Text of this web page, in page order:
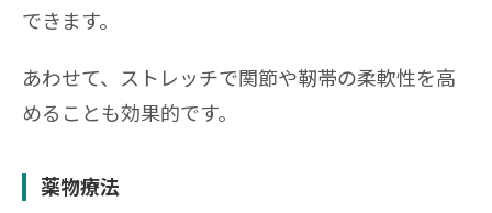
できます。
あわせて、ストレッチで関節や靭帯の柔軟性を高
めることも効果的です。
薬物療法